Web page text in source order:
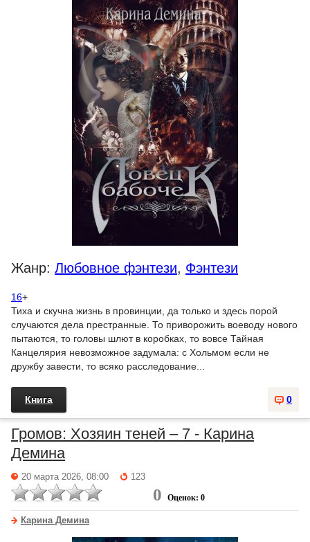
Жанр: Любовное фэнтези, Фэнтези
16+
Тиха и скучна жизнь в провинции, да только и здесь порой
случаются дела престранные. То приворожить воеводу нового
пытаются, то головы шлют в коробках, то вовсе Тайная
Канцелярия невозможное задумала: с Хольмом если не
дружбу завести, то всяко расследование...
0
Книга
Громов: Хозяин теней – 7 - Карина
Демина
20 марта 2026, 08:00 123
0 Оценок: 0
Карина Демина